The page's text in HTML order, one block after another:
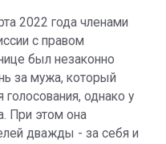
2022 года членами
с правом
был незаконно
за мужа, который
однако у
При этом она
дважды - за себя и